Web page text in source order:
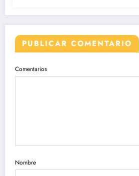
PUBLICAR COMENTARIO
Comentarios
Nombre